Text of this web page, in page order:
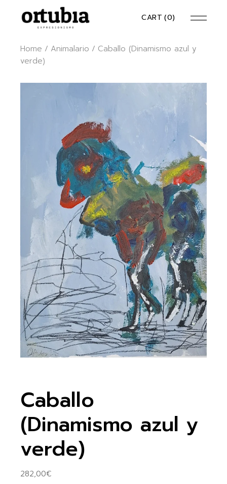
content
CART (0)
Home Animalario
Caballo (Dinamismo azul y
verde)
Caballo
(Dinamismo azul y
verde)
282,00€